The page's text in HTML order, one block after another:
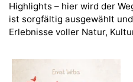
Highlights – hier wird der
ist sorgfältig ausgewählt
Erlebnisse voller Natur,
Ernst Wrba